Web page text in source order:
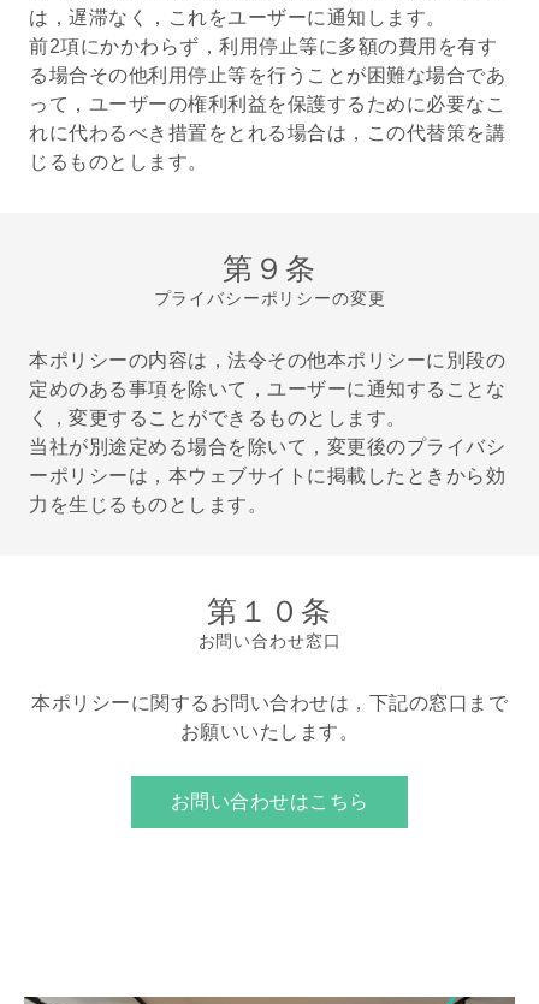
は，遅滞なく，これをユーザーに通知します。
前2項にかかわらず，利用停止等に多額の費用を有す
る場合その他利用停止等を行うことが困難な場合であ
って，ユーザーの権利利益を保護するために必要なこ
れに代わるべき措置をとれる場合は，この代替策を講
じるものとします。
第９条
プライバシーポリシーの変更
本ポリシーの内容は，法令その他本ポリシーに別段の
定めのある事項を除いて，ユーザーに通知することな
く，変更することができるものとします。
当社が別途定める場合を除いて，変更後のプライバシ
ーポリシーは，本ウェブサイトに掲載したときから効
力を生じるものとします。
第１０条
お問い合わせ窓口
本ポリシーに関するお問い合わせは，下記の窓口まで
お願いいたします。
お問い合わせはこちら